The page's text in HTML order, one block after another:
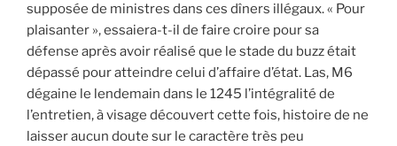
supposée de ministres dans ces dîners illégaux. « Pour
plaisanter », essaiera-t-il de faire croire pour sa
défense après avoir réalisé que le stade du buzz était
dépassé pour atteindre celui d’affaire d’état. Las, M6
dégaine le lendemain dans le 1245 l’intégralité de
l’entretien, à visage découvert cette fois, histoire de ne
laisser aucun doute sur le caractère très peu